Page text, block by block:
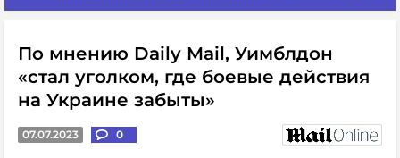
По мнению Daily Mail, Уимблдон
«стал уголком, где боевые действия
на Украине забыты»
07.07.2023 0